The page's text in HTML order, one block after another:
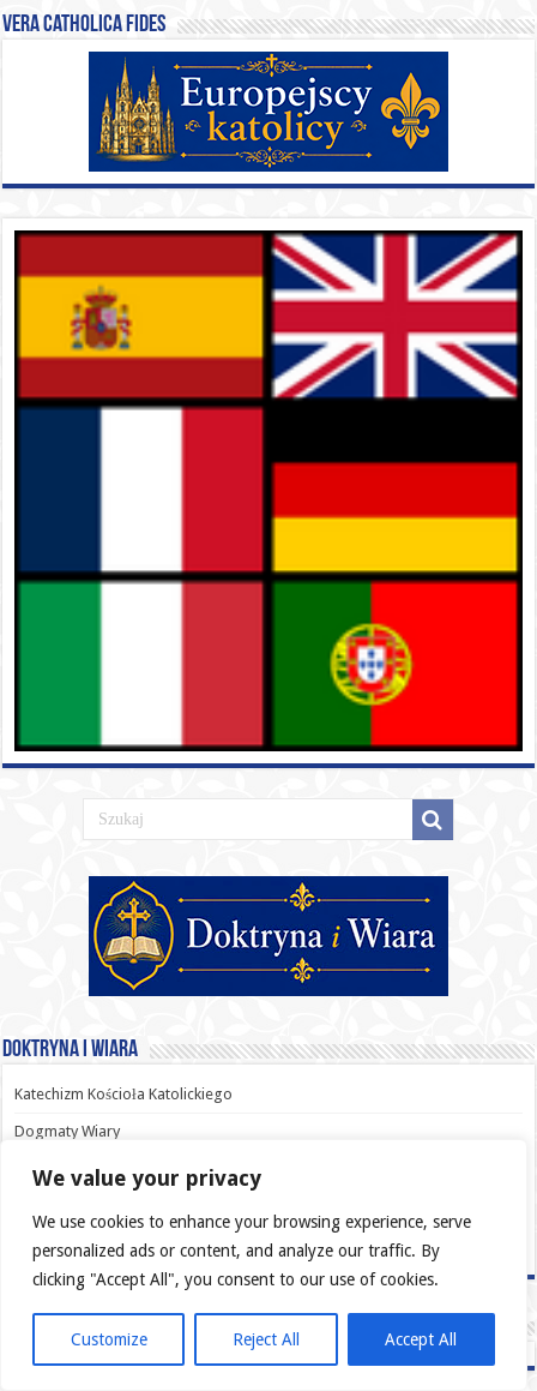
We value your privacy
We use cookies to enhance your browsing experience, serve
personalized ads or content, and analyze our traffic. By
clicking "Accept All", you consent to our use of cookies.
Customize Reject All Accept All
Vera catholica fides
Doktryna i Wiara
Katechizm Kościoła Katolickiego
Dogmaty Wiary
Pismo Święte
Przykazania